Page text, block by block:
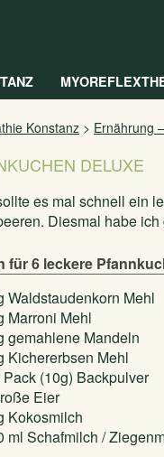
Konstanz > Ernährung
DELUXE
es mal schnell ein
Diesmal habe
für 6 leckere
Waldstaudenkorn Mehl
Marroni Mehl
gemahlene Mandeln
Kichererbsen Mehl
Pack (10g) Backpulver
Eier
Kokosmilch
ml Schafmilch /